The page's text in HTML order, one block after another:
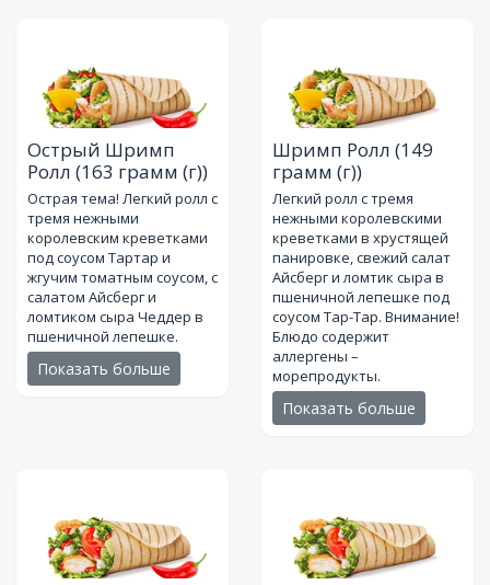
Острый Шримп
Ролл (163 грамм (г))
Острая тема! Легкий ролл с
тремя нежными
королевским креветками
под соусом Тартар и
жгучим томатным соусом, с
салатом Айсберг и
ломтиком сыра Чеддер в
пшеничной лепешке.
Показать больше
Шримп Ролл (149
грамм (г))
Легкий ролл с тремя
нежными королевскими
креветками в хрустящей
панировке, свежий салат
Айсберг и ломтик сыра в
пшеничной лепешке под
соусом Тар-Тар. Внимание!
Блюдо содержит
аллергены –
морепродукты.
Показать больше